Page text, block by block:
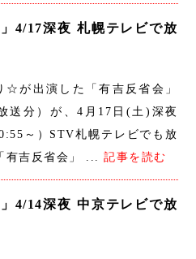
」4/17深夜 札幌テレビで放
☆が出演した「有吉反省会」
送分）が、4月17日(土)深夜
～）STV札幌テレビでも放
有吉反省会」 ...記事を読む
」4/14深夜 中京テレビで放